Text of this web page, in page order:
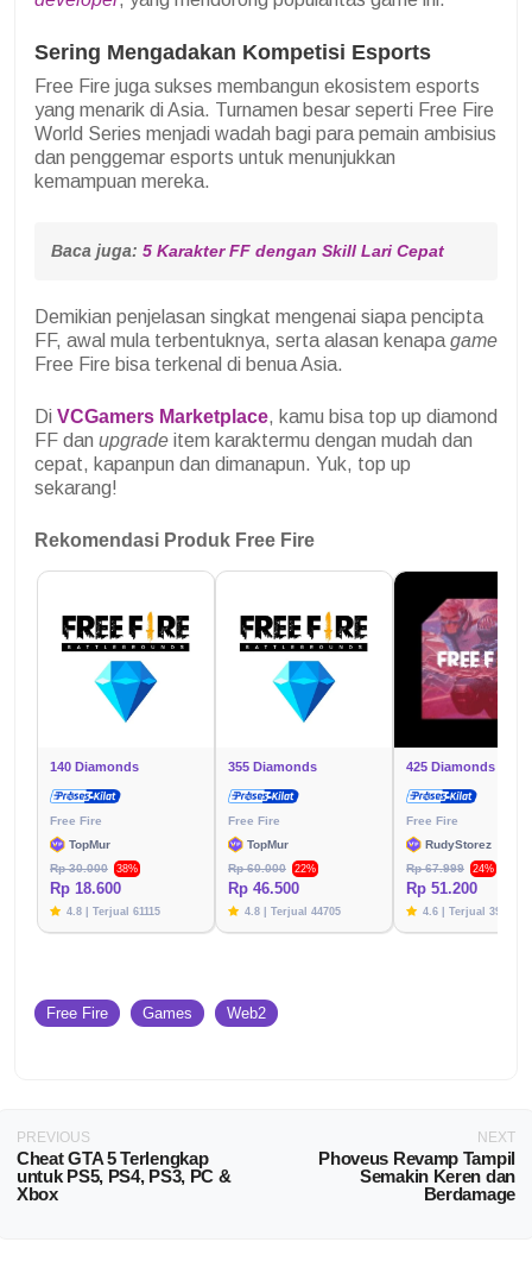
Sering Mengadakan Kompetisi Esports
Free Fire juga sukses membangun ekosistem esports
yang menarik di Asia. Turnamen besar seperti Free Fire
World Series menjadi wadah bagi para pemain ambisius
dan penggemar esports untuk menunjukkan
kemampuan mereka.
Baca juga: 5 Karakter FF dengan Skill Lari Cepat
Demikian penjelasan singkat mengenai siapa pencipta
FF, awal mula terbentuknya, serta alasan kenapa game
Free Fire bisa terkenal di benua Asia.
Di VCGamers Marketplace, kamu bisa top up diamond
FF dan upgrade item karaktermu dengan mudah dan
cepat, kapanpun dan dimanapun. Yuk, top up
sekarang!
Rekomendasi Produk Free Fire
140 Diamonds
Free Fire
TopMur
Rp 30.000
38%
Rp 18.600
4.8 | Terjual 61115
355 Diamonds
Free Fire
TopMur
Rp 60.000
22%
Rp 46.500
4.8 | Terjual 44705
425 Diamonds
Free Fire
RudyStorez
Rp 67.999
24%
Rp 51.200
4.6 | Terjual 39781
Free Fire Games Web2
PREVIOUS
Cheat GTA 5 Terlengkap
untuk PS5, PS4, PS3, PC &
Xbox
NEXT
Phoveus Revamp Tampil
Semakin Keren dan
Berdamage